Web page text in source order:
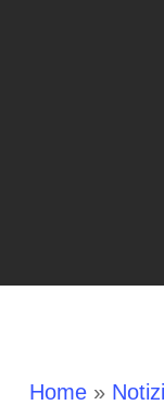
Home»